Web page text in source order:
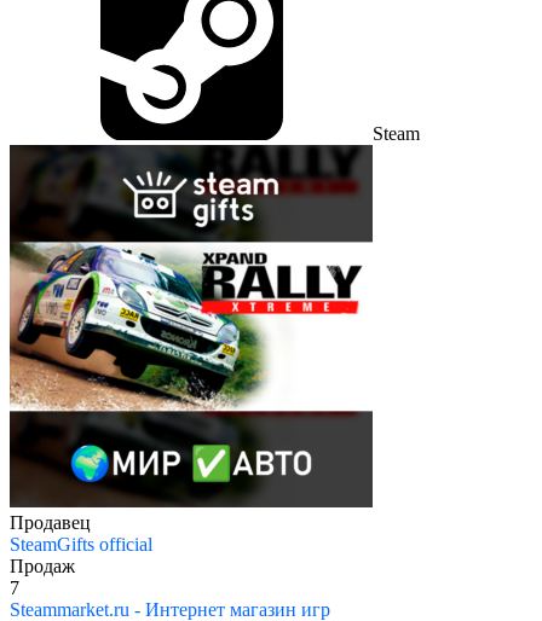
Steam
Продавец
SteamGifts official
Продаж
7
Steammarket.ru - Интернет магазин игр